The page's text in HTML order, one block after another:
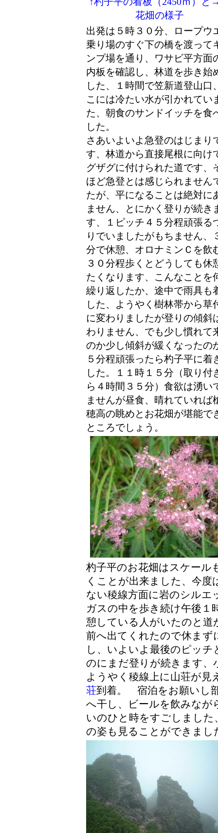
花畑の様子
出発は５時３０分、ロープウ
乗り場のすぐ下の橋を渡って
ンプ場を通り、ワサビ平方面
内板を確認し、林道を歩き始
した、１時間で笠新道登山口
こには冷たい水が引かれてい
た、朝食のサンドイッチを食
した。
さあいよいよ急登のはじまり
す、林道から直接尾根に向け
グザグに付けられた道です、
ほど急登とは感じられません
たが、平になることは絶対に
ません、とにかく登りが続き
す、１ピッチ４５分程頑張る
りでいましたがもちません、
分で休憩、オロナミンＣを飲
３０分程歩くとどうしても休
たくなります、こんなことを
繰り返したか、途中で雨具も
した、ようやく樹林帯から草
に変わりましたが登りの傾斜
わりません、でも少し慣れて
のか少し傾斜が緩くなったの
５分程頑張ったら杓子平に着
した。１１時１５分（取り付
ら４時間３５分） 食欲は湧い
ませんが昼食、晴れていれば
穂高の眺めとお花畑が堪能で
ところでしょう。
杓子平のお花畑はスケール
くことが出来ました、今
ない稜線方面に岩のシルエ
ガスの中を歩き続け午後１
憩している人がいたのと道
前へ出てくれたので休まず
し、いよいよ最後のピッ
のにまだ登りが続きます、
ようやく稜線上に山荘が見
荘到着。 宿泊をお願いし
へ干し、ビールを飲みなが
いのひと時をすごしました
の姿も見ることができまし